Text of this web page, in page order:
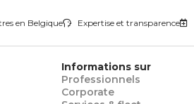
en Belgique Expertise et transparence
Informations sur
Professionnels
Corporate